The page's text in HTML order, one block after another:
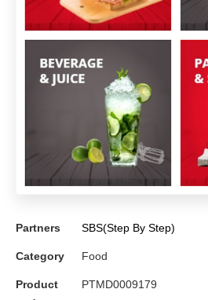
Partners SBS(Step By Step)
Category Food
Product
PTMD0009179